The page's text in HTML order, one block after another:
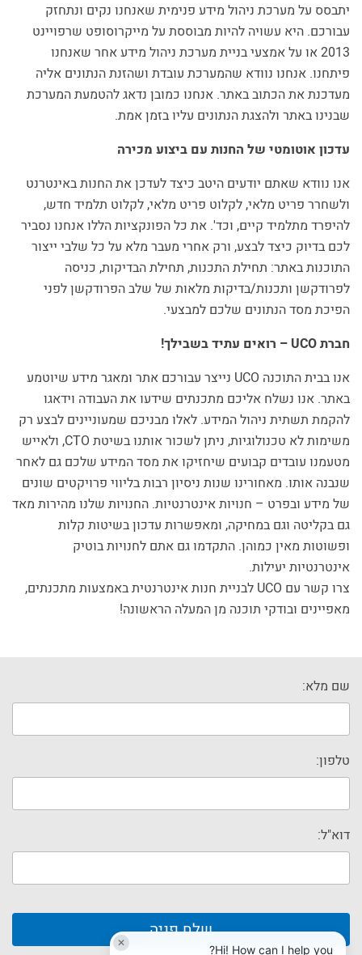
יתבסס על מערכת ניהול מידע פנימית שאנחנו נקים ונתחזק
עבורכם. היא עשויה להיות מבוססת על מייקרוסופט שרפויינט
2013 או על אמצעי בניית מערכת ניהול מידע אחר שאנחנו
פיתחנו. אנחנו נוודא שהמערכת עובדת ושהזנת הנתונים אליה
מעדכנת את הכתוב באתר. אנחנו כמובן נדאג להטמעת המערכת
שבנינו באתר ולהצגת הנתונים עליו בזמן אמת.
עדכון אוטומטי של החנות עם ביצוע מכירה
אנו נוודא שאתם יודעים היטב כיצד לעדכן את החנות באינטרנט
ולשחרר פריט מלאי, לקלוט פריט מלאי, לקלוט תלמיד חדש,
להיפרד מתלמיד קיים, וכד'. את כל הפונקציות הללו אנחנו נסביר
לכם בדיוק כיצד לבצע, ורק אחרי מעבר מלא על כל שלבי ייצור
התוכנות באתר: תחילת התכנות, תחילת הבדיקות, כניסה
לפרודקשן ותכנות/בדיקות מלאות של שלב הפרודקשן לפני
הפיכת מסד הנתונים שלכם למבצעי.
חברת UCO – רואים עתיד בשבילך!
אנו בבית התוכנה UCO נייצר עבורכם אתר ומאגר מידע שיוטמע
באתר. אנו נשלח אליכם מתכנתים שידעו את העבודה וידאגו
להקמת תשתית ניהול המידע. לאלו מבניכם שמעוניינים לבצע רק
משימות לא טכנולוגיות, ניתן לשכור אותנו בשיטת CTO, ולאייש
מטעמנו עובדים קבועים שיחזיקו את מסד המידע שלכם גם לאחר
שנבנה אותו. מאחורינו שנות ניסיון רבות בליווי פרויקטים שונים
של מידע ובפרט – חנויות אינטרנטיות. החנויות שלנו מהירות מאד
גם בקליטה וגם במחיקה, ומאפשרות עדכון בשיטות קלות
ופשוטות מאין כמוהן. התקדמו גם אתם לחנויות בוטיק
אינטרנטיות יעילות.
צרו קשר עם UCO לבניית חנות אינטרנטית באמצעות מתכנתים,
מאפיינים ובודקי תוכנה מן המעלה הראשונה!
שם מלא:
טלפון:
דוא"ל:
Hi! How can I help you?
✕